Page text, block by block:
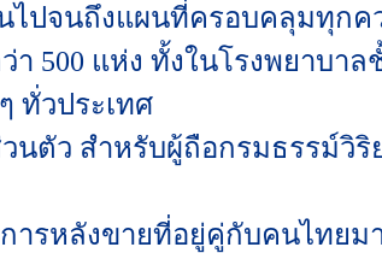
ไปจนถึงแผนที่ครอบคลุมทุกค
500 แห่ง ทั้งในโรงพยาบาล
ทั่วประเทศ
ตัว สำหรับผู้ถือกรมธรรม์วิริ
ารหลังขายที่อยู่คู่กับคนไทยม